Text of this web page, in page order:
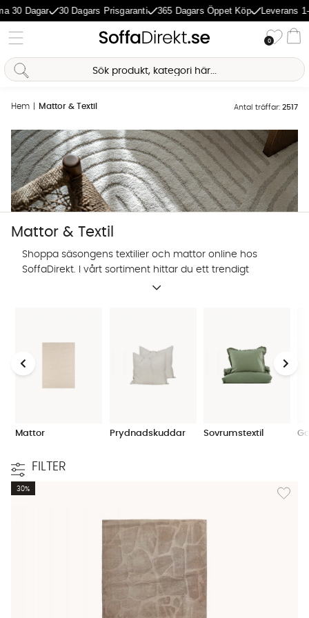
30 Dagars Prisgaranti 365 Dagars Öppet Köp Leverans 1-5
0
Hem Mattor & Textil Antal träffar: 2517
Mattor & Textil
Shoppa säsongens textilier och mattor online hos
SoffaDirekt. I vårt sortiment hittar du ett trendigt
utbud av prydnadskuddar, mattor och andra textilier
Mattor Prydnadskuddar Sovrumstextil
FILTER
Lägg
30%